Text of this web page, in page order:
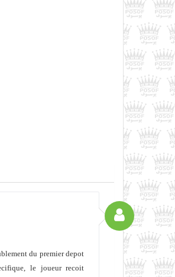
du premier depot
le joueur recoit